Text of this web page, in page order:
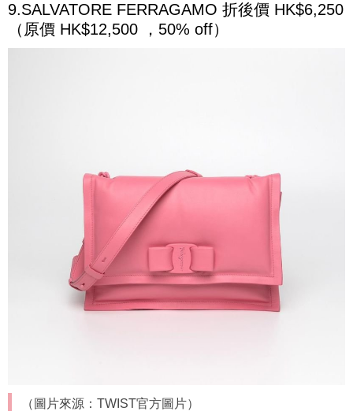
9.SALVATORE FERRAGAMO 折後價 HK$6,250
（原價 HK$12,500 ，50% off）
（圖片來源：TWIST官方圖片）